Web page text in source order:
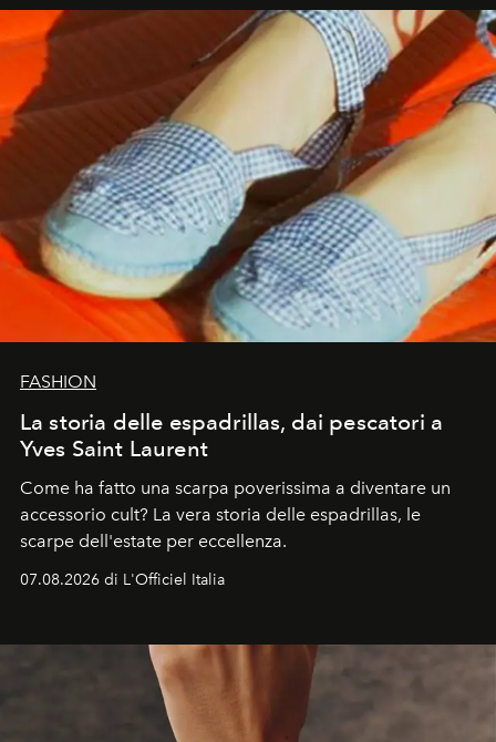
FASHION
La storia delle espadrillas, dai pescatori a
Yves Saint Laurent
Come ha fatto una scarpa poverissima a diventare un
accessorio cult? La vera storia delle espadrillas, le
scarpe dell'estate per eccellenza.
07.08.2026 di L'Officiel Italia